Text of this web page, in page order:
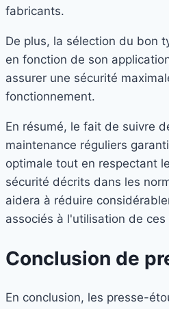
fabricants.
De plus, la sélection du bon
en fonction de son
assurer une sécurité
fonctionnement.
En résumé, le fait de suivre
maintenance réguliers
optimale tout en respectant
sécurité décrits dans les
aidera à réduire
associés à l'utilisation de
Conclusion de
En conclusion, les presse-